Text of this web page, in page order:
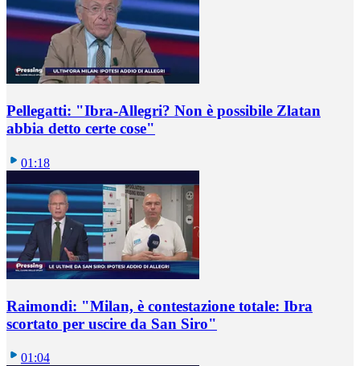
Pellegatti: "Ibra-Allegri? Non è possibile Zlatan
abbia detto certe cose"
01:18
Raimondi: "Milan, è contestazione totale: Ibra
scortato per uscire da San Siro"
01:04